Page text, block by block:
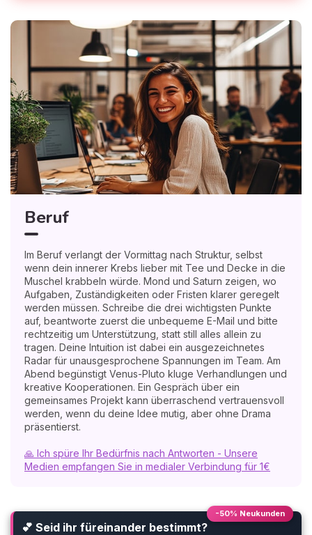
Beruf
Im Beruf verlangt der Vormittag nach Struktur, selbst
wenn dein innerer Krebs lieber mit Tee und Decke in die
Muschel krabbeln würde. Mond und Saturn zeigen, wo
Aufgaben, Zuständigkeiten oder Fristen klarer geregelt
werden müssen. Schreibe die drei wichtigsten Punkte
auf, beantworte zuerst die unbequeme E-Mail und bitte
rechtzeitig um Unterstützung, statt still alles allein zu
tragen. Deine Intuition ist dabei ein ausgezeichnetes
Radar für unausgesprochene Spannungen im Team. Am
Abend begünstigt Venus-Pluto kluge Verhandlungen und
kreative Kooperationen. Ein Gespräch über ein
gemeinsames Projekt kann überraschend vertrauensvoll
werden, wenn du deine Idee mutig, aber ohne Drama
präsentierst.
🙏 Ich spüre Ihr Bedürfnis nach Antworten - Unsere
Medien empfangen Sie in medialer Verbindung für 1€
-50% Neukunden
💕 Seid ihr füreinander bestimmt?